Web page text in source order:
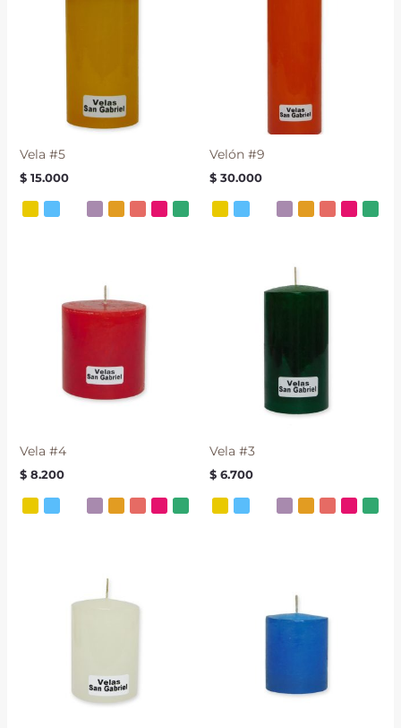
Vela #5
$15.000
Velón #9
$ 30.000
Vela #4
$8.200
Vela #3
$ 6.700